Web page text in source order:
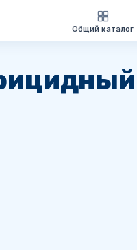
Общий каталог